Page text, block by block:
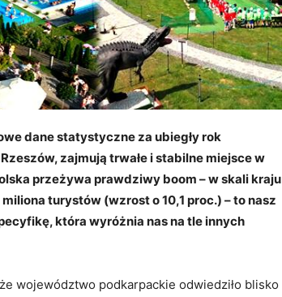
dane statystyczne za ubiegły rok
zajmują trwałe i stabilne miejsce w
przeżywa prawdziwy boom – w skali kraju
turystów (wzrost o 10,1 proc.) – to nasz
która wyróżnia nas na tle innych
województwo podkarpackie odwiedziło blisko